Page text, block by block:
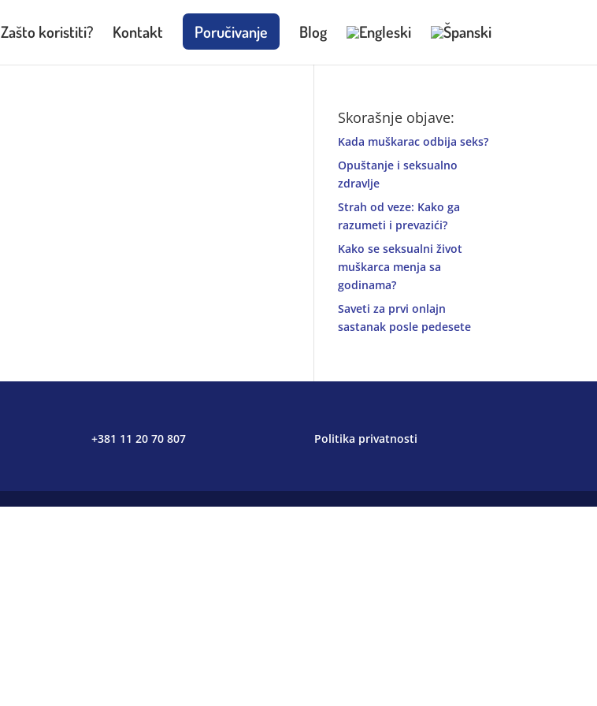
Zašto koristiti? Kontakt Poručivanje Blog
Skorašnje objave:
Kada muškarac odbija seks?
Opuštanje i seksualno
zdravlje
Strah od veze: Kako ga
razumeti i prevazići?
Kako se seksualni život
muškarca menja sa
godinama?
Saveti za prvi onlajn
sastanak posle pedesete
+381 11 20 70 807 Politika privatnosti